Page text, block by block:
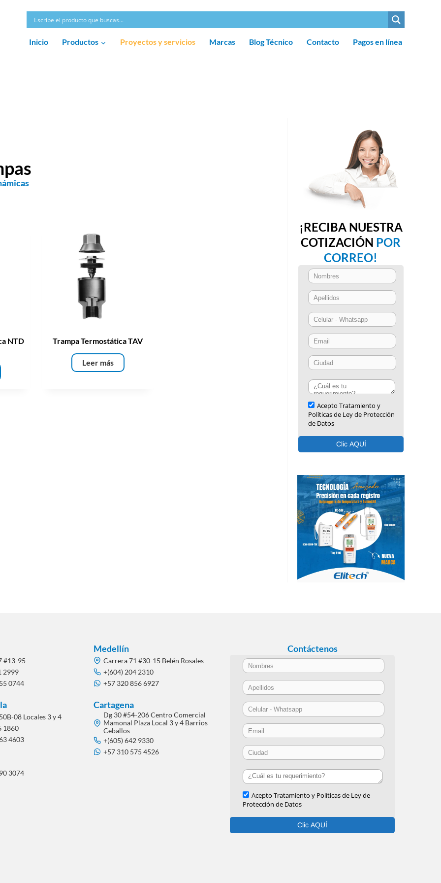
Inicio
Productos Proyectos y servicios Marcas Blog Técnico Contacto Pagos en línea
NTD
Trampa Termostática TAV
Leer más
¡RECIBA NUESTRA
COTIZACIÓN POR
CORREO!
#13-95
2999
0744
08 Locales 3 y 4
1860
4603
3074
Medellín
Carrera 71 #30-15 Belén Rosales
+(604) 204 2310
+57 320 856 6927
Cartagena
Dg 30 #54-206 Centro Comercial
Mamonal Plaza Local 3 y 4 Barrios
Ceballos
+(605) 642 9330
+57 310 575 4526
Contáctenos